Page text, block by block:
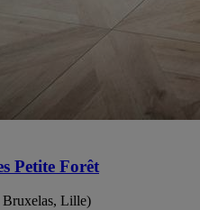
Petite Forêt
Bruxelas, Lille)